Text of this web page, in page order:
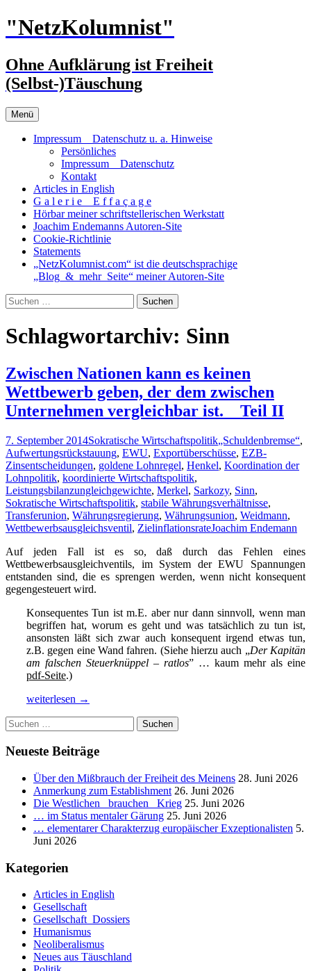
Zum
Inhalt
"NetzKolumnist"
Ohne Aufklärung ist Freiheit
(Selbst-)Täuschung
Menü
Impressum _ Datenschutz u. a. Hinweise
Persönliches
Impressum _ Datenschutz
Kontakt
Articles in English
G a l e r i e _ E f f a ç a g e
Hörbar meiner schriftstellerischen Werkstatt
Joachim Endemanns Autoren-Site
Cookie-Richtlinie
Statements
„NetzKolumnist.com“ ist die deutschsprachige
„Blog_&_mehr_Seite“ meiner Autoren-Site
Suchen
nach:
Schlagwortarchiv: Sinn
Zwischen Nationen kann es keinen
Wettbewerb geben, der dem zwischen
Unternehmen vergleichbar ist. _ Teil II
7. September 2014Sokratische Wirtschaftspolitik„Schuldenbremse“,
Aufwertungsrückstauung, EWU, Exportüberschüsse, EZB-
Zinsentscheidungen, goldene Lohnregel, Henkel, Koordination der
Lohnpolitik, koordinierte Wirtschaftspolitik,
Leistungsbilanzungleichgewichte, Merkel, Sarkozy, Sinn,
Sokratische Wirtschaftspolitik, stabile Währungsverhältnisse,
Transferunion, Währungsregierung, Währungsunion, Weidmann,
Wettbewerbsausgleichsventil, ZielinflationsrateJoachim Endemann
Auf jeden Fall ist es so, daß durch das Fehlen eines
Wettbewerbsausgleichventils, im System der EWU Spannungen
entstanden sind, die es sprengen werden, wenn nicht konsequent
gegengesteuert wird.
Konsequentes Tun ist m.E. aber nur dann sinnvoll, wenn man
begriffen hat, worum es geht und was tatsächlich zu tun ist,
ansonsten läßt sich zwar auch konsequent irgend etwas tun,
z.B. gegen eine Wand fahren. (Siehe hierzu auch „Der Kapitän
am falschen Steuerknüppel – ratlos” … kaum mehr als eine
pdf-Seite.)
Zwischen
kann
keinen
geben,
der
dem
zwischen
Unternehmen
vergleichbar
ist.
Teil
weiterlesen →
Suchen
nach:
Neueste Beiträge
Über den Mißbrauch der Freiheit des Meinens 28. Juni 2026
Anmerkung zum Establishment 26. Juni 2026
Die Westlichen _brauchen_ Krieg 25. Juni 2026
… im Status mentaler Gärung 25. Juni 2026
… elementarer Charakterzug europäischer Exzeptionalisten 5.
Juni 2026
Kategorien
Articles in English
Gesellschaft
Gesellschaft_Dossiers
Humanismus
Neoliberalismus
Neues aus Täuschland